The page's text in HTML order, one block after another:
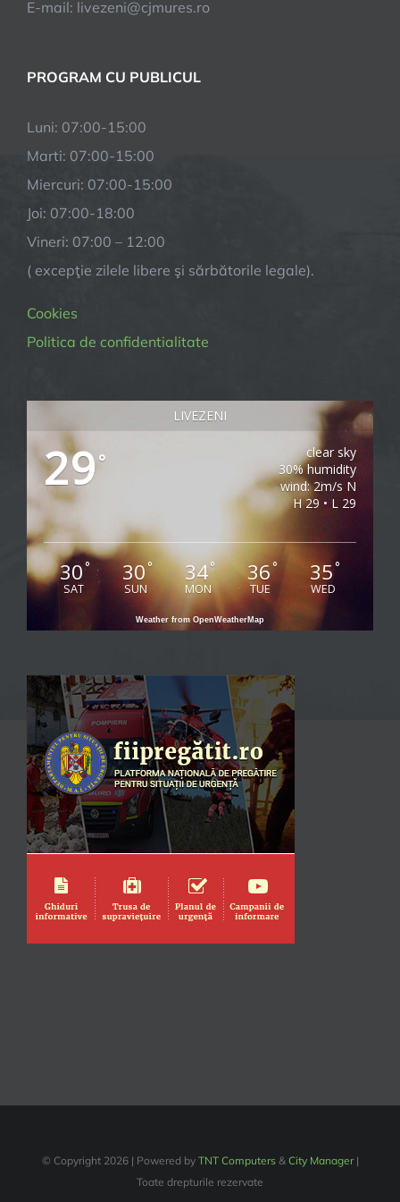
E-mail: livezeni@cjmures.ro
PROGRAM CU PUBLICUL
Luni: 07:00-15:00
Marti: 07:00-15:00
Miercuri: 07:00-15:00
Joi: 07:00-18:00
Vineri: 07:00 – 12:00
( excepţie zilele libere şi sărbătorile legale).
Cookies
Politica de confidentialitate
LIVEZENI
29°
clear sky
30% humidity
wind: 2m/s N
H 29 • L 29
30°
SAT
30°
SUN
34°
MON
36°
TUE
35°
WED
Weather from OpenWeatherMap
© Copyright 2026 | Powered by TNT Computers& City Manager|
Toate drepturile rezervate